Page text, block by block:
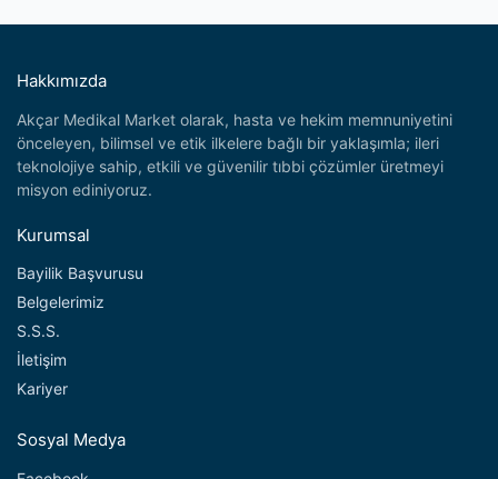
Hakkımızda
Akçar Medikal Market olarak, hasta ve hekim memnuniyetini
önceleyen, bilimsel ve etik ilkelere bağlı bir yaklaşımla; ileri
teknolojiye sahip, etkili ve güvenilir tıbbi çözümler üretmeyi
misyon ediniyoruz.
Kurumsal
Bayilik Başvurusu
Belgelerimiz
S.S.S.
İletişim
Kariyer
Sosyal Medya